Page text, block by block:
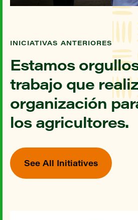
INICIATIVAS ANTERIORES
Estamos
trabajo que
organización
los agricultores.
See All Initiatives